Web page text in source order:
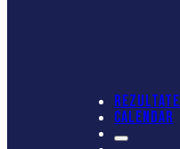
REZULTATE
CALENDAR